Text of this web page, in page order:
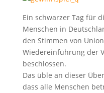
Ein schwarzer Tag für
Menschen in
den Stimmen von
Wiedereinführung der
beschlossen.
Das üble an dieser
dass alle Menschen